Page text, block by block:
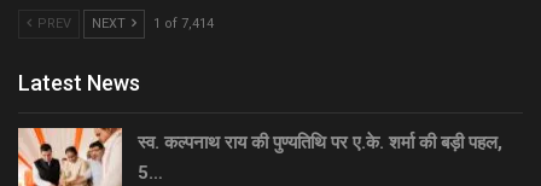
PREV NEXT 1 of 7,414
Latest News
स्व. कल्पनाथ राय की पुण्यतिथि पर ए.के. शर्मा की बड़ी पहल,
5…